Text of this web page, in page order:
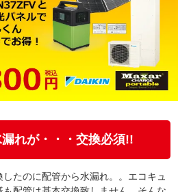
れが・・・交換必須!!
たのに配管から水漏れ。。エコキュ